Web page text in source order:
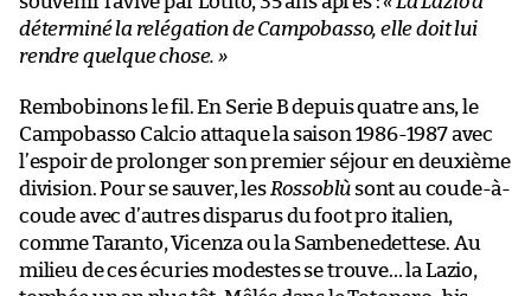
déterminé la relégation de Campobasso, elle doit lui
rendre quelque chose. »
Rembobinons le fil. En Serie B depuis quatre ans, le
Campobasso Calcio attaque la saison 1986-1987 avec
l’espoir de prolonger son premier séjour en deuxième
division. Pour se sauver, lesRossoblù sont au coude-à-
coude avec d’autres disparus du foot pro italien,
comme Taranto, Vicenza ou la Sambenedettese. Au
milieu de ces écuries modestes se trouve… la Lazio,